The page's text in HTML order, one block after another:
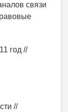
связи
год //
//